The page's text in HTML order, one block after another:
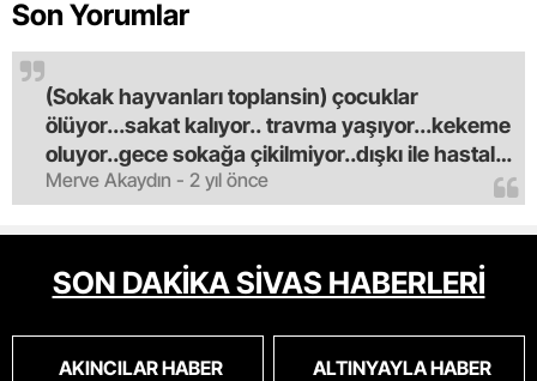
Son Yorumlar
Merve Akaydın - 2 yıl önce
(Sokak hayvanları toplansin) çocuklar
ölüyor...sakat kalıyor.. travma yaşıyor...kekeme
oluyor..gece sokağa çikilmiyor..dışkı ile hastalık
saciyorlar.araba ve taksi olmadan eve
gldemiyoruz.artik bıktık.mama lobisinden para
alan tipler yüzünden bu vahşi hayvanlar
masum algısı yapılıyor.iki gün aç kalsa kendi
cinsini bile öldüren bu kopekler derhal
oldu.korkuyoruz.
SON DAKİKA SİVAS HABERLERİ
AKINCILAR HABER ALTINYAYLA HABER